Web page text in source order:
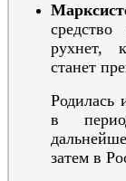
рухнет,
станет
Родилась
в
затем в